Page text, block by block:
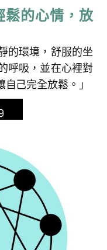
鬆的心情，放
的環境，舒服的坐
呼吸，並在心裡對
己完全放鬆。」